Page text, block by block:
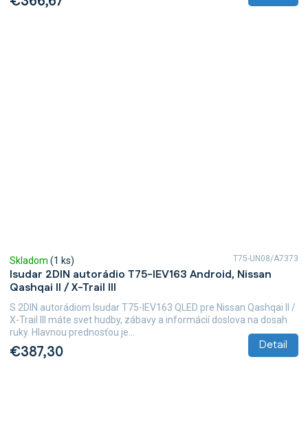
Isudar 2DIN autorádio T75-IEV163 Android, Nissan
Qashqai II / X-Trail III
Skladom (1 ks)
€387,30 Detail
S 2DIN autorádiom Isudar T75-IEV163 QLED pre Nissan Qashqai II /
X-Trail III máte svet hudby, zábavy a informácií doslova na dosah
ruky. Hlavnou prednosťou je...
T75-UN08/A7373